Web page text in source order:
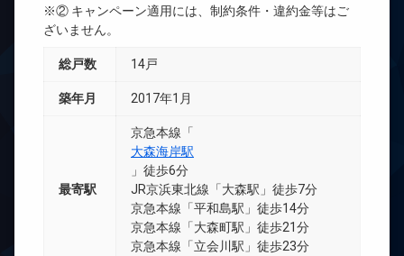
※② キャンペーン適用には、制約条件・違約金等はご
ざいません。
総戸数 14戸
築年月 2017年1月
最寄駅
京急本線「
大森海岸駅
」徒歩6分
JR京浜東北線「大森駅」徒歩7分
京急本線「平和島駅」徒歩14分
京急本線「大森町駅」徒歩21分
京急本線「立会川駅」徒歩23分